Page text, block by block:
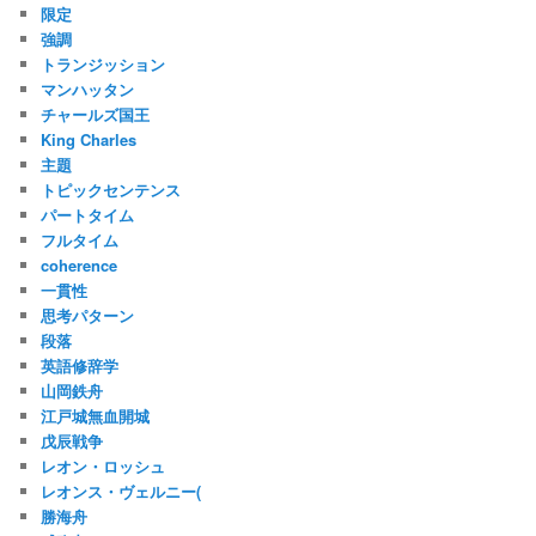
限定
強調
トランジッション
マンハッタン
チャールズ国王
King Charles
主題
トピックセンテンス
パートタイム
フルタイム
coherence
一貫性
思考パターン
段落
英語修辞学
山岡鉄舟
江戸城無血開城
戊辰戦争
レオン・ロッシュ
レオンス・ヴェルニー(
勝海舟